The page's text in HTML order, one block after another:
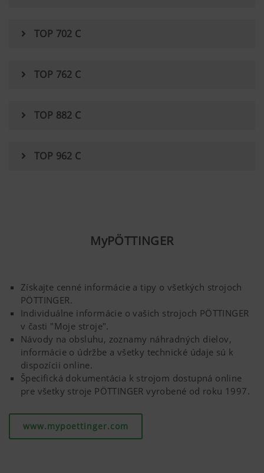
TOP 702 C
TOP 762 C
TOP 882 C
TOP 962 C
MyPÖTTINGER
Získajte cenné informácie a tipy o všetkých strojoch
PÖTTINGER.
Individuálne informácie o vašich strojoch PÖTTINGER
v časti "Moje stroje".
Návody na obsluhu, zoznamy náhradných dielov,
informácie o údržbe a všetky technické údaje sú k
dispozícii online.
Špecifická dokumentácia k strojom dostupná online
pre všetky stroje PÖTTINGER vyrobené od roku 1997.
www.mypoettinger.com